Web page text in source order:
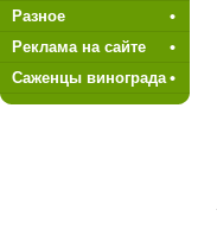
Разное
Реклама на сайте
Саженцы винограда